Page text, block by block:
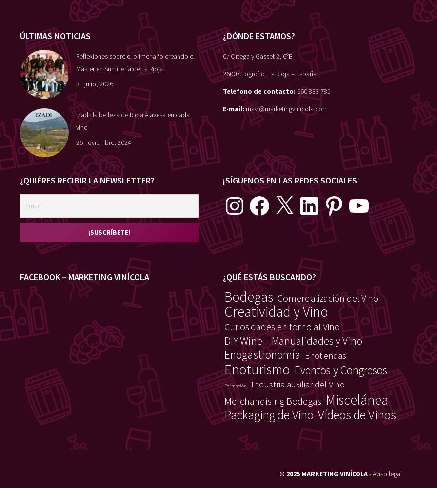
ÚLTIMAS NOTICIAS
Reflexiones sobre el primer año creando el
Máster en Sumillería de La Rioja
31 julio, 2026
Izadi: la belleza de Rioja Alavesa en cada
vino
26 noviembre, 2024
¿DÓNDE ESTAMOS?
C/ Ortega y Gasset 2, 6ºB
26007 Logroño, La Rioja – España
Telefono de contacto: 660 833 785
E-mail:mavi@marketingvinicola.com
¿QUIÉRES RECIBIR LA NEWSLETTER? ¡SÍGUENOS EN LAS REDES SOCIALES!
Instagram Facebook LinkedIn Pinterest YouTube
FACEBOOK – MARKETING VINÍCOLA ¿QUÉ ESTÁS BUSCANDO?
Bodegas Comercialización del Vino
Creatividad y Vino
Curiosidades en torno al Vino
DIY Wine – Manualidades y Vino
Enogastronomía Enotiendas
Enoturismo Eventos y Congresos
Formación Industria auxiliar del Vino
Merchandising Bodegas Miscelánea
Packaging de Vino Vídeos de Vinos
© 2025 MARKETING VINÍCOLA-Aviso legal